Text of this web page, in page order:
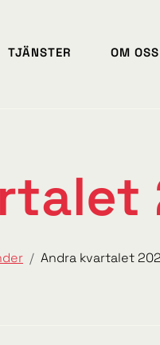
TJÄNSTER OM OSS
Andra kvartalet